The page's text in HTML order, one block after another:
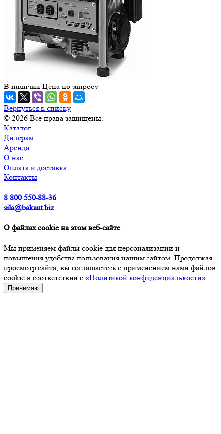
В наличии Цена по запросу
Вернуться к списку
© 2026 Все права защищены.
Каталог
Дилерам
Аренда
О нас
Оплата и доставка
Контакты
8 800 550-88-36
sila@bakaut.biz
О файлах cookie на этом веб-сайте
Мы применяем файлы cookie для персонализации и
повышения удобства пользования нашим сайтом. Продолжая
просмотр сайта, вы соглашаетесь с применением нами файлов
cookie в соответствии с «Политикой конфиденциальности»
Принимаю